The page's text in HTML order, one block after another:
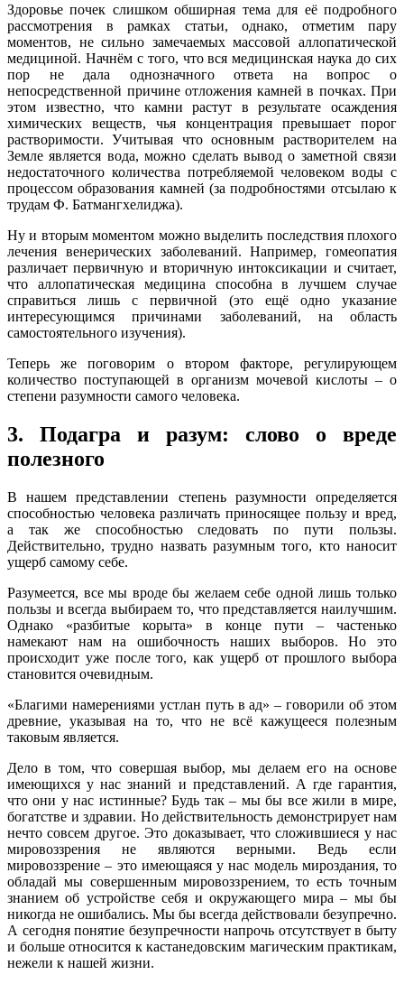
Здоровье почек слишком обширная тема для её подробного
рассмотрения в рамках статьи, однако, отметим пару
моментов, не сильно замечаемых массовой аллопатической
медициной. Начнём с того, что вся медицинская наука до сих
пор не дала однозначного ответа на вопрос о
непосредственной причине отложения камней в почках. При
этом известно, что камни растут в результате осаждения
химических веществ, чья концентрация превышает порог
растворимости. Учитывая что основным растворителем на
Земле является вода, можно сделать вывод о заметной связи
недостаточного количества потребляемой человеком воды с
процессом образования камней (за подробностями отсылаю к
трудам Ф. Батмангхелиджа).
Ну и вторым моментом можно выделить последствия плохого
лечения венерических заболеваний. Например, гомеопатия
различает первичную и вторичную интоксикации и считает,
что аллопатическая медицина способна в лучшем случае
справиться лишь с первичной (это ещё одно указание
интересующимся причинами заболеваний, на область
самостоятельного изучения).
Теперь же поговорим о втором факторе, регулирующем
количество поступающей в организм мочевой кислоты – о
степени разумности самого человека.
3. Подагра и разум: слово о вреде
полезного
В нашем представлении степень разумности определяется
способностью человека различать приносящее пользу и вред,
а так же способностью следовать по пути пользы.
Действительно, трудно назвать разумным того, кто наносит
ущерб самому себе.
Разумеется, все мы вроде бы желаем себе одной лишь только
пользы и всегда выбираем то, что представляется наилучшим.
Однако «разбитые корыта» в конце пути – частенько
намекают нам на ошибочность наших выборов. Но это
происходит уже после того, как ущерб от прошлого выбора
становится очевидным.
«Благими намерениями устлан путь в ад» – говорили об этом
древние, указывая на то, что не всё кажущееся полезным
таковым является.
Дело в том, что совершая выбор, мы делаем его на основе
имеющихся у нас знаний и представлений. А где гарантия,
что они у нас истинные? Будь так – мы бы все жили в мире,
богатстве и здравии. Но действительность демонстрирует нам
нечто совсем другое. Это доказывает, что сложившиеся у нас
мировоззрения не являются верными. Ведь если
мировоззрение – это имеющаяся у нас модель мироздания, то
обладай мы совершенным мировоззрением, то есть точным
знанием об устройстве себя и окружающего мира – мы бы
никогда не ошибались. Мы бы всегда действовали безупречно.
А сегодня понятие безупречности напрочь отсутствует в быту
и больше относится к кастанедовским магическим практикам,
нежели к нашей жизни.